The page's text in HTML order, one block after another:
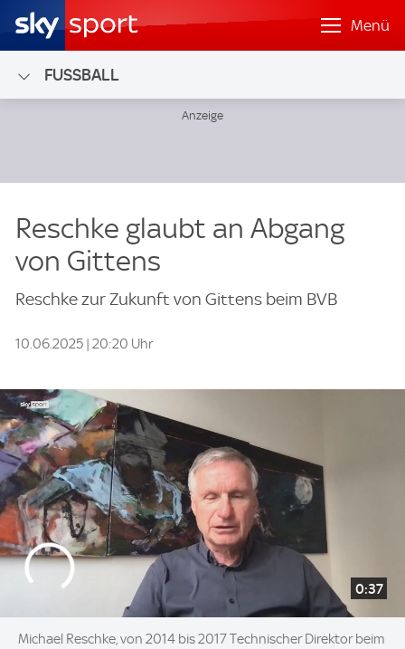
Menü
FUSSBALL
Reschke glaubt an Abgang
von Gittens
Reschke zur Zukunft von Gittens beim BVB
10.06.2025 | 20:20 Uhr
0:37
Michael Reschke, von 2014 bis 2017 Technischer Direktor beim